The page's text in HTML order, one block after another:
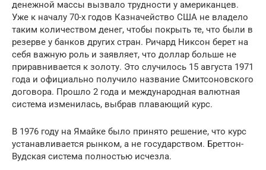
денежной массы вызвало трудности у американцев.
Уже к началу 70-х годов Казначейство США не владело
таким количеством денег, чтобы покрыть те, что были в
резерве у банков других стран. Ричард Никсон берет на
себя важную роль и заявляет, что доллар больше не
приравнивается к золоту. Это случилось 15 августа 1971
года и официально получило название Смитсоновского
договора. Прошло 2 года и международная валютная
система изменилась, выбрав плавающий курс.
В 1976 году на Ямайке было принято решение, что курс
устанавливается рынком, а не государством. Бреттон-
Вудская система полностью исчезла.